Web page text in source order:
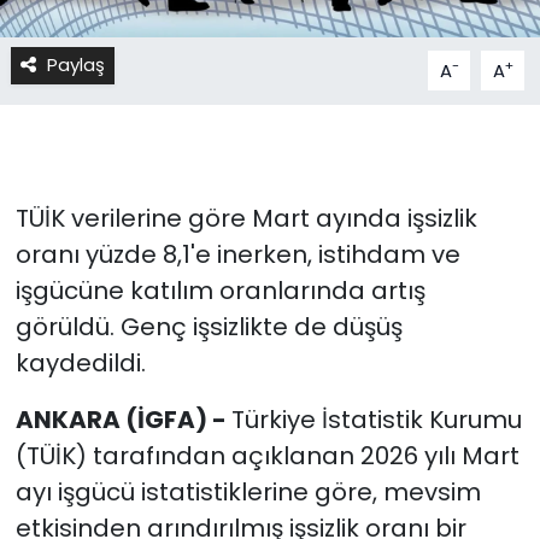
Paylaş A- A+
TÜİK verilerine göre Mart ayında işsizlik
oranı yüzde 8,1'e inerken, istihdam ve
işgücüne katılım oranlarında artış
görüldü. Genç işsizlikte de düşüş
kaydedildi.
ANKARA (İGFA) - Türkiye İstatistik Kurumu
(TÜİK) tarafından açıklanan 2026 yılı Mart
ayı işgücü istatistiklerine göre, mevsim
etkisinden arındırılmış işsizlik oranı bir